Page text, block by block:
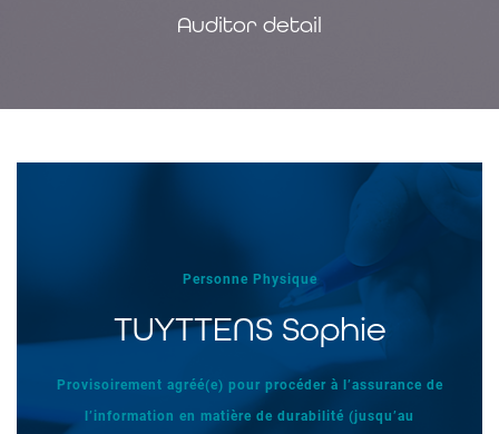
Auditor detail
Personne Physique
TUYTTENS Sophie
Provisoirement agréé(e) pour procéder à l’assurance de
l’information en matière de durabilité (jusqu’au